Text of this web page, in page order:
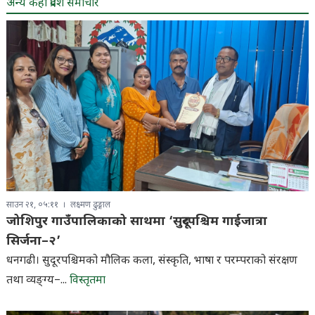
अन्य केही प्रदेश समाचार
साउन २१, ०५:११ लक्ष्मण ढुङ्गाल
जोशिपुर गाउँपालिकाको साथमा ‘सुदूरपश्चिम गाईजात्रा
सिर्जना–२’
धनगढी। सुदूरपश्चिमको मौलिक कला, संस्कृति, भाषा र परम्पराको संरक्षण
तथा व्यङ्ग्य–... विस्तृतमा